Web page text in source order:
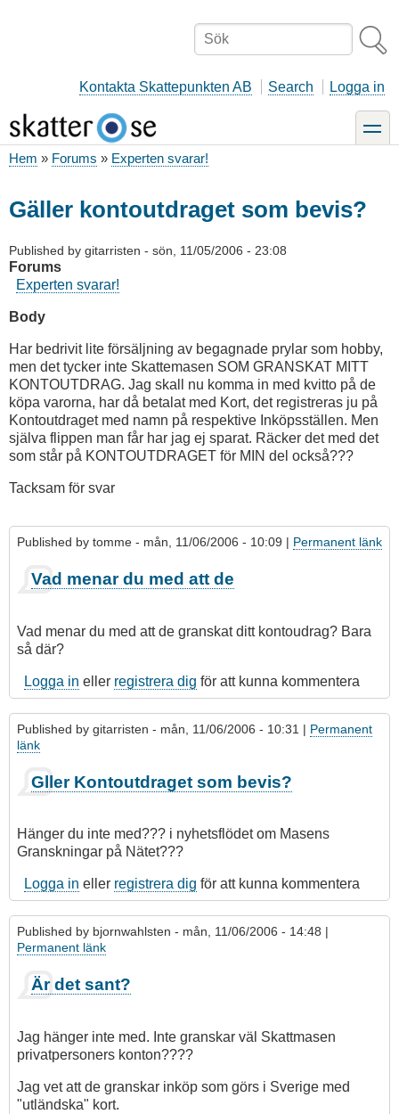
Sök
Kontakta Skattepunkten AB Search Logga in
toggle
Hem Forums Experten svarar!
Gäller kontoutdraget som bevis?
Published by gitarristen - sön, 11/05/2006 - 23:08
Forums
Experten svarar!
Body
Har bedrivit lite försäljning av begagnade prylar som hobby,
men det tycker inte Skattemasen SOM GRANSKAT MITT
KONTOUTDRAG. Jag skall nu komma in med kvitto på de
köpa varorna, har då betalat med Kort, det registreras ju på
Kontoutdraget med namn på respektive Inköpsställen. Men
själva flippen man får har jag ej sparat. Räcker det med det
som står på KONTOUTDRAGET för MIN del också???
Tacksam för svar
Published by tomme - mån, 11/06/2006 - 10:09 | Permanent länk
Vad menar du med att de
Vad menar du med att de granskat ditt kontoudrag? Bara
så där?
Logga in eller registrera dig för att kunna kommentera
Published by gitarristen - mån, 11/06/2006 - 10:31 | Permanent
länk
Som
svar
Vad
menar
med
att
de
av
tomme
Gller Kontoutdraget som bevis?
Hänger du inte med??? i nyhetsflödet om Masens
Granskningar på Nätet???
Logga in eller registrera dig för att kunna kommentera
Published by bjornwahlsten - mån, 11/06/2006 - 14:48 |
Permanent länk
Är det sant?
Jag hänger inte med. Inte granskar väl Skattmasen
privatpersoners konton????
Jag vet att de granskar inköp som görs i Sverige med
"utländska" kort.